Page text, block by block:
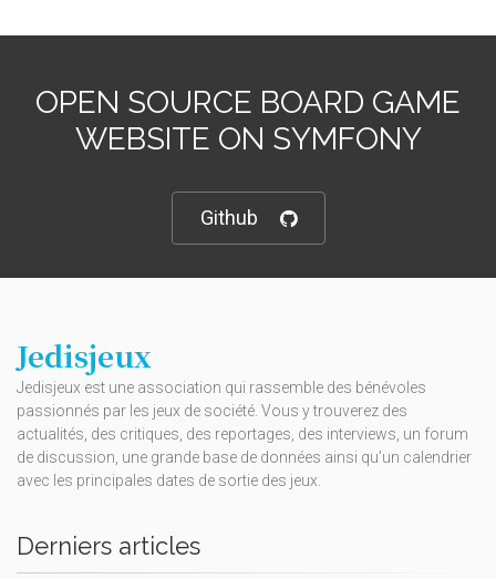
OPEN SOURCE BOARD GAME
WEBSITE ON SYMFONY
Github
Jedisjeux
Jedisjeux est une association qui rassemble des bénévoles
passionnés par les jeux de société. Vous y trouverez des
actualités, des critiques, des reportages, des interviews, un forum
de discussion, une grande base de données ainsi qu’un calendrier
avec les principales dates de sortie des jeux.
Derniers articles